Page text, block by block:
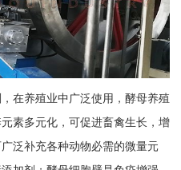
养殖业中广泛使用，酵母养殖
素多元化，可促进畜禽生长，增
泛补充各种动物必需的微量元